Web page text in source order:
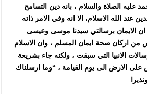
عليه الصلاة والسلام ، بانه دين التسامح
عند الله الاسلام، الا انه وفي الامر ذاته
ان الايمان برسالتي سيدنا موسى وعيسى
من اركان صحة ايمان المسلم ، وان الاسلام
الانبيا التي سبقت ، ولكنه جاء بشريعة
على الارض الى يوم القيامة ، “وما ارسلناك